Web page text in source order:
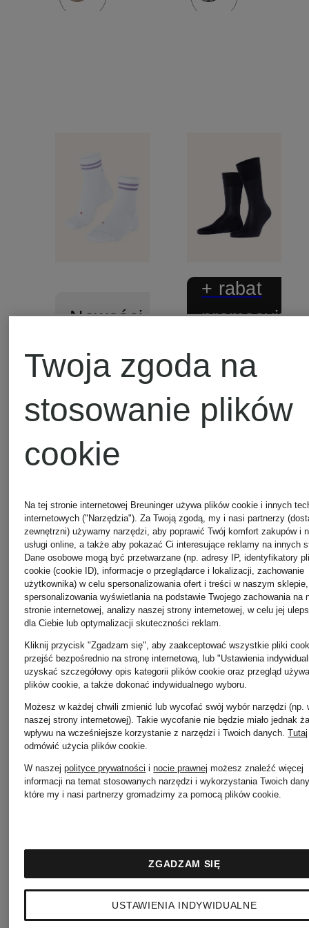
Nowości
FALKE
Skarpety
do
RU4
105 zł
+ rabat
promocyjny
FALKE
Skarpety
79 zł
Najniższa
67,15 zł
Cena
89 zł
Twoja zgoda na
stosowanie plików
cookie
Na tej stronie internetowej Breuninger używa plików cookie i innych
internetowych ("Narzędzia"). Za Twoją zgodą, my i nasi partnerzy
zewnętrzni) używamy narzędzi, aby poprawić Twój komfort zakupów i
usługi online, a także aby pokazać Ci interesujące reklamy na innych
Dane osobowe mogą być przetwarzane (np. adresy IP, identyfikatory
cookie (cookie ID), informacje o przeglądarce i lokalizacji, zachowanie
użytkownika) w celu spersonalizowania ofert i treści w naszym sklepie,
spersonalizowania wyświetlania na podstawie Twojego zachowania na
stronie internetowej, analizy naszej strony internetowej, w celu jej
dla Ciebie lub optymalizacji skuteczności reklam.
Kliknij przycisk "Zgadzam się", aby zaakceptować wszystkie pliki
przejść bezpośrednio na stronę internetową, lub "Ustawienia
uzyskać szczegółowy opis kategorii plików cookie oraz przegląd
plików cookie, a także dokonać indywidualnego wyboru.
Możesz w każdej chwili zmienić lub wycofać swój wybór narzędzi (np.
naszej strony internetowej). Takie wycofanie nie będzie miało jednak
wpływu na wcześniejsze korzystanie z narzędzi i Twoich danych.Tutaj
odmówić użycia plików cookie.
W naszejpolityce prywatności inocie prawnej możesz znaleźć więcej
informacji na temat stosowanych narzędzi i wykorzystania Twoich
które my i nasi partnerzy gromadzimy za pomocą plików cookie.
USTAWIENIA INDYWIDUALNE
ZGADZAM SIĘ